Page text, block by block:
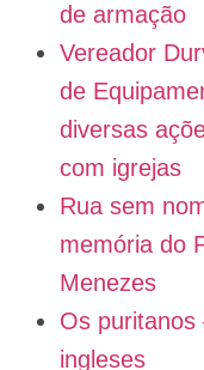
de armação
Vereador
de
diversas
com igrejas
Rua sem
memória do
Menezes
Os puritanos
ingleses